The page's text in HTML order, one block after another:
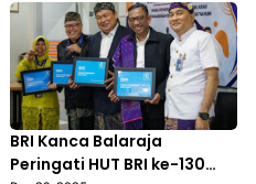
Kerja Sama Bisnis
BRI Kanca Balaraja
Peringati HUT BRI ke-130